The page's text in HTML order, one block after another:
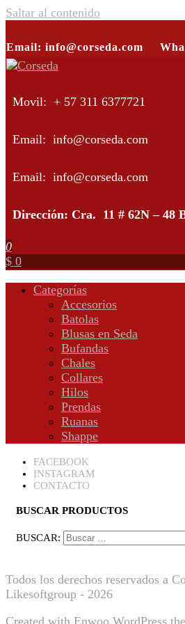
Saltar al contenido
Email: info@corseda.com
Movil: + 57 311 6377721
Email: info@corseda.com
Email: info@corseda.com
Dirección: Cra. 11 # 62N – 48
0
$ 0
Categorías
Accesorios
Batolas
Blusas en Seda
Bufandas
Chales
Collares
Hilos
Prendas
Ruanas
Shappe
FACEBOOK
INSTAGRAM
CONTACTO
BUSCAR PRODUCTOS
BUSCAR:
Todos los derechos reservados a
Likesoftgroup - 2026
Created with Enwoo WordPress